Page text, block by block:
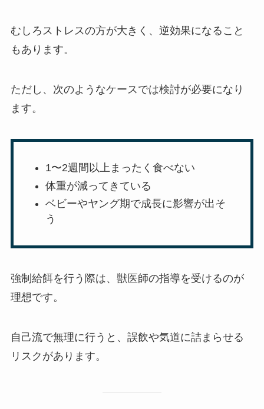
むしろストレスの方が大きく、逆効果になること
もあります。
ただし、次のようなケースでは検討が必要になり
ます。
1〜2週間以上まったく食べない
体重が減ってきている
ベビーやヤング期で成長に影響が出そ
う
強制給餌を行う際は、獣医師の指導を受けるのが
理想です。
自己流で無理に行うと、誤飲や気道に詰まらせる
リスクがあります。